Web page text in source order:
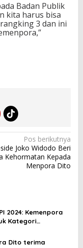
Badan Publik
kita harus bisa
3 dan ini
Pos berikutnya
Joko Widodo Beri
Kehormatan Kepada
Menpora Dito
2024: Kemenpora
Kategori
Dito terima